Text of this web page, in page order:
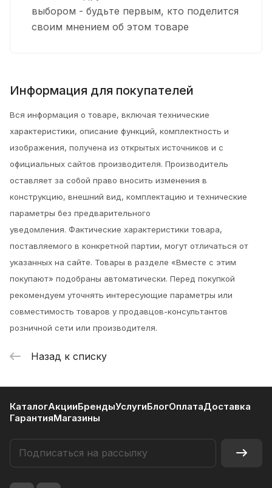
выбором - будьте первым, кто поделится
своим мнением об этом товаре
Информация для покупателей
Вся информация о товаре, включая технические
характеристики, описание функций, комплектность и
изображения, получена из открытых источников и с
официальных сайтов производителя. Производитель
оставляет за собой право вносить изменения в
конструкцию, внешний вид, комплектацию и технические
параметры без предварительного
уведомления. Фактические характеристики товара,
поставляемого в конкретной партии, могут отличаться от
указанных на сайте. Товары в разделе «Вместе с этим
покупают» подобраны автоматически. Перед покупкой
рекомендуем уточнять интересующие параметры или
совместимость товаров у продавцов-консультантов
розничной сети или производителя.
Назад к списку
КаталогАкцииБрендыУслугиБлогОплатаДоставка
ГарантияМагазины